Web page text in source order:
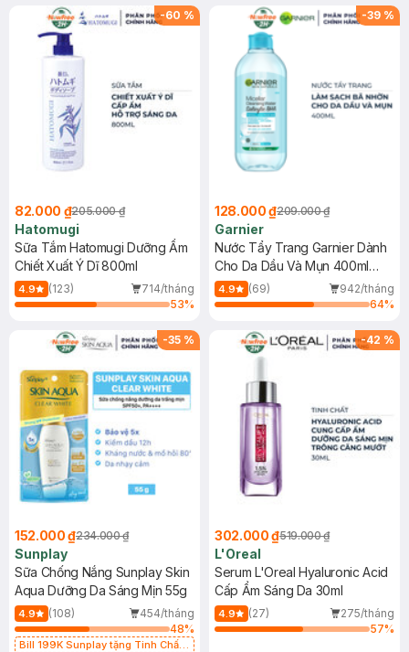
(SL có hạn)
-60 %
82.000 ₫205.000 ₫
Hatomugi
Sữa Tắm Hatomugi Dưỡng Ẩm
Chiết Xuất Ý Dĩ 800ml
4.9 (123)
714/tháng
53%
-39 %
128.000 ₫209.000 ₫
Garnier
Nước Tẩy Trang Garnier Dành
Cho Da Dầu Và Mụn 400ml
(Mới)
4.9 (69)
942/tháng
64%
-35 %
152.000 ₫234.000 ₫
Sunplay
Sữa Chống Nắng Sunplay Skin
Aqua Dưỡng Da Sáng Mịn 55g
4.9 (108)
454/tháng
48%
Bill 199K Sunplay tặng Tinh Chất
-42 %
302.000 ₫519.000 ₫
L'Oreal
Serum L'Oreal Hyaluronic Acid
Cấp Ẩm Sáng Da 30ml
4.9 (27)
275/tháng
57%